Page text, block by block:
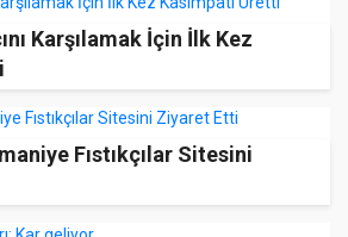
Karşılamak İçin İlk Kez
Fıstıkçılar Sitesini